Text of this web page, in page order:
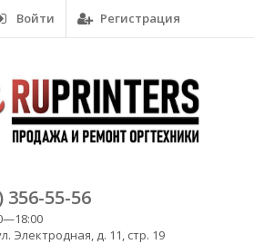
Войти Регистрация
356-55-56
Электродная, д. 11, стр. 19